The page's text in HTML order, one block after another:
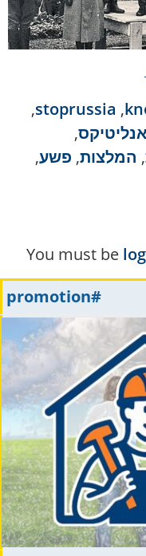
,
stoprussia
,
אנליטיקס,
, המלצות, פשע,
You must be
#promotion